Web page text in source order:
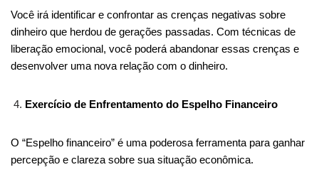
Você irá identificar e confrontar as crenças negativas sobre
dinheiro que herdou de gerações passadas. Com técnicas de
liberação emocional, você poderá abandonar essas crenças e
desenvolver uma nova relação com o dinheiro.
Exercício de Enfrentamento do Espelho Financeiro
O “Espelho financeiro” é uma poderosa ferramenta para ganhar
percepção e clareza sobre sua situação econômica.